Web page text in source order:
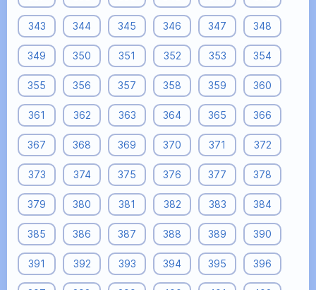
343 344 345 346 347 348
349 350 351 352 353 354
355 356 357 358 359 360
361 362 363 364 365 366
367 368 369 370 371 372
373 374 375 376 377 378
379 380 381 382 383 384
385 386 387 388 389 390
391 392 393 394 395 396